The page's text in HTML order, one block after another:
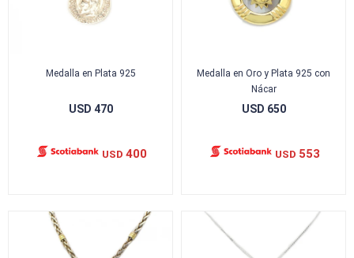
Medalla en Plata 925
USD 470
USD 400
Medalla en Oro y Plata 925 con
Nácar
USD 650
USD 553